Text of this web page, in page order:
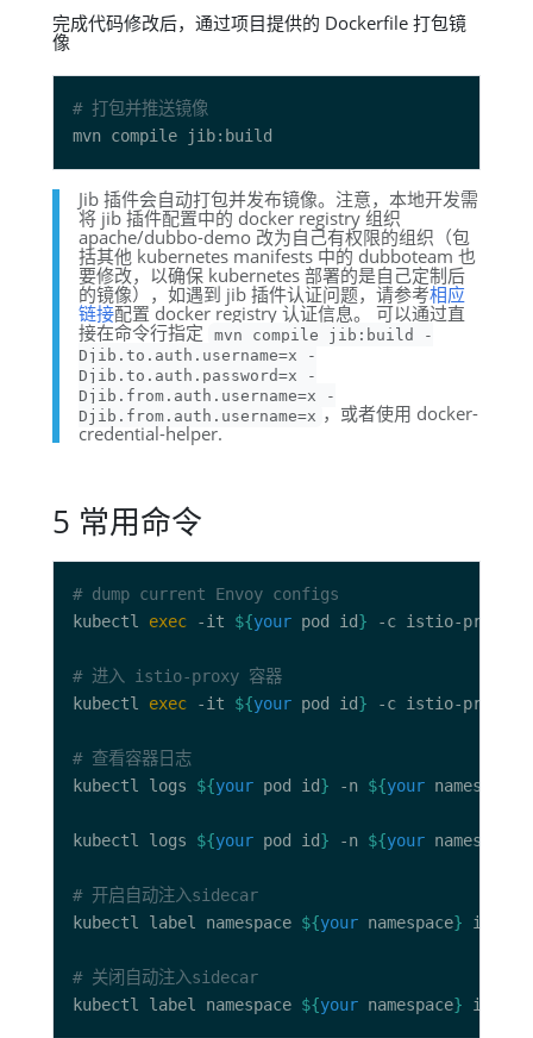
完成代码修改后，通过项目提供的 Dockerfile 打包镜
像
# 打包并推送镜像
Jib 插件会自动打包并发布镜像。注意，本地开发需
将 jib 插件配置中的 docker registry 组织
apache/dubbo-demo 改为自己有权限的组织（包
括其他 kubernetes manifests 中的 dubboteam 也
要修改，以确保 kubernetes 部署的是自己定制后
的镜像），如遇到 jib 插件认证问题，请参考相应
链接配置 docker registry 认证信息。 可以通过直
接在命令行指定
mvn compile jib:build -
Djib.to.auth.username=x -
Djib.to.auth.password=x -
Djib.from.auth.username=x -
Djib.from.auth.username=x ，或者使用 docker-
credential-helper.
5 常用命令
# dump current Envoy configs
kubectl exec -it ${your pod id}
# 进入 istio-proxy 容器
kubectl exec -it ${your pod id}
# 查看容器日志
kubectl logs ${your pod id} -n ${your namespace
kubectl logs ${your pod id} -n ${your namespace
# 开启自动注入sidecar
kubectl label namespace ${your namespace} istio-
# 关闭自动注入sidecar
kubectl label namespace ${your namespace} istio-